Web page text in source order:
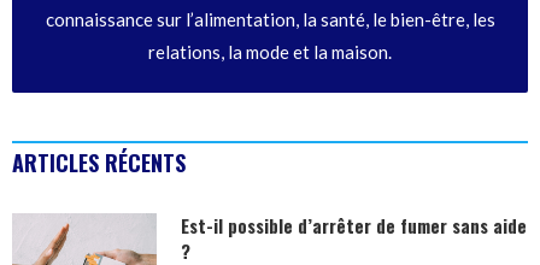
connaissance sur l’alimentation, la santé, le bien-être, les
relations, la mode et la maison.
ARTICLES RÉCENTS
Est-il possible d’arrêter de fumer sans aide
?